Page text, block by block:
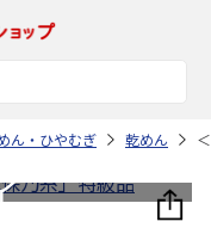
ん・ひやむぎ 乾めん